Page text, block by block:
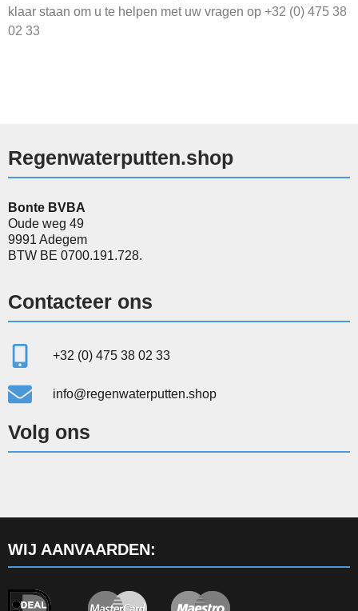
klaar staan om u te helpen met uw vragen op +32 (0) 475 38
02 33
Regenwaterputten.shop
Bonte BVBA
Oude weg 49
9991 Adegem
BTW BE 0700.191.728.
Contacteer ons
+32 (0) 475 38 02 33
info@regenwaterputten.shop
Volg ons
WIJ AANVAARDEN: